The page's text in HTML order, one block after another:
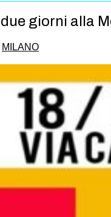
giorni alla
MILANO